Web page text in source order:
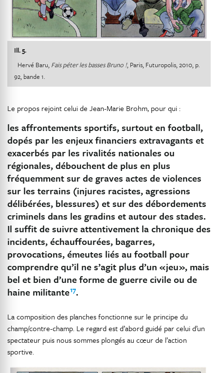
Ill. 5.
Hervé Baru, Fais péter les basses Bruno !, Paris, Futuropolis, 2010, p.
92, bande 1.
Le propos rejoint celui de Jean-Marie Brohm, pour qui :
les affrontements sportifs, surtout en football,
dopés par les enjeux financiers extravagants et
exacerbés par les rivalités nationales ou
régionales, débouchent de plus en plus
fréquemment sur de graves actes de violences
sur les terrains (injures racistes, agressions
délibérées, blessures) et sur des débordements
criminels dans les gradins et autour des stades.
Il suffit de suivre attentivement la chronique des
incidents, échauffourées, bagarres,
provocations, émeutes liés au football pour
comprendre qu’il ne s’agit plus d’un « jeu », mais
bel et bien d’une forme de guerre civile ou de
haine militante17.
La composition des planches fonctionne sur le principe du
champ/contre-champ. Le regard est d’abord guidé par celui d’un
spectateur puis nous sommes plongés au cœur de l’action
sportive.